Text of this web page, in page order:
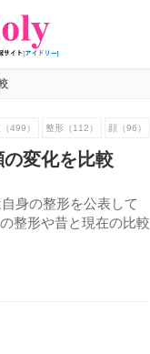
499） 整形（112） 顔（96）
の変化を比較
身の整形を公表して
整形や昔と現在の比較